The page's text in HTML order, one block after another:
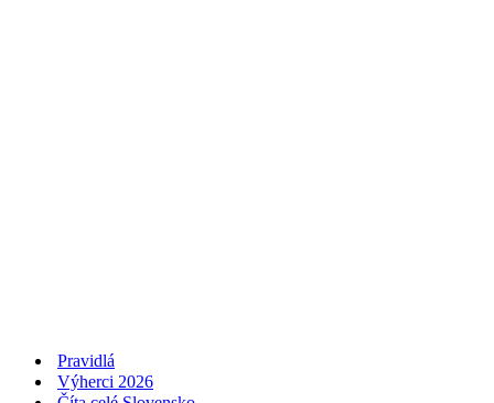
Pravidlá
Výherci 2026